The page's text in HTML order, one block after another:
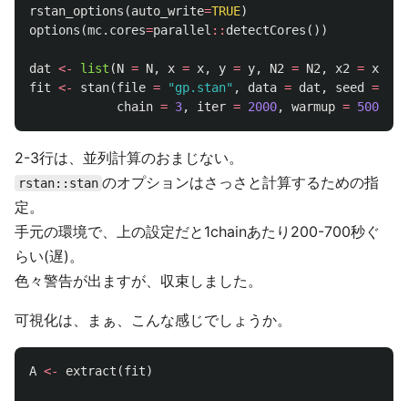
rstan_options (auto_write=TRUE)
options (mc.cores=parallel :: detectCores ())
dat <- list (N = N, x = x, y = y, N2 = N2 , x2 = x2
fit <- stan(file = "gp.stan" , data = dat , seed =
chain = 3, iter = 2000, warmup = 500
2-3行は、並列計算のおまじない。
rstan::stan のオプションはさっさと計算するための指
定。
手元の環境で、上の設定だと1chainあたり200-700秒ぐ
らい(遅)。
色々警告が出ますが、収束しました。
可視化は、まぁ、こんな感じでしょうか。
A <- extract (fit)